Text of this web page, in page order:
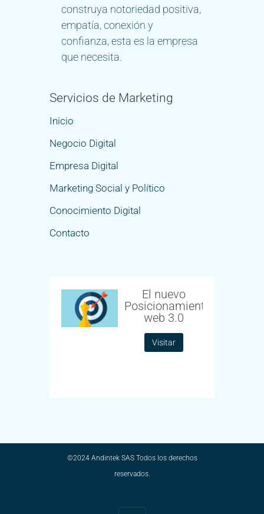
construya notoriedad positiva,
empatía, conexión y
confianza, esta es la empresa
que necesita.
Servicios de Marketing
Inicio
Negocio Digital
Empresa Digital
Marketing Social y Político
Conocimiento Digital
Contacto
El nuevo
Posicionamiento
web 3.0
Visitar
©2024 Andintek SAS Todos los derechos
reservados.